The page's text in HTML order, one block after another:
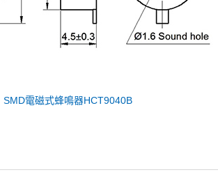
SMD電磁式蜂鳴器HCT9040B